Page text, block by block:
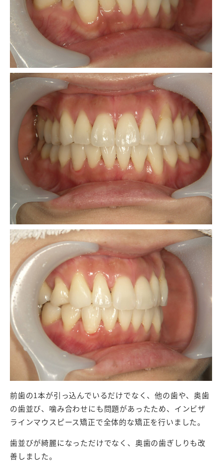
前歯の1本が引っ込んでいるだけでなく、他の歯や、奥歯
の歯並び、噛み合わせにも問題があったため、インビザ
ラインマウスピース矯正で全体的な矯正を行いました。
歯並びが綺麗になっただけでなく、奥歯の歯ぎしりも改
善しました。